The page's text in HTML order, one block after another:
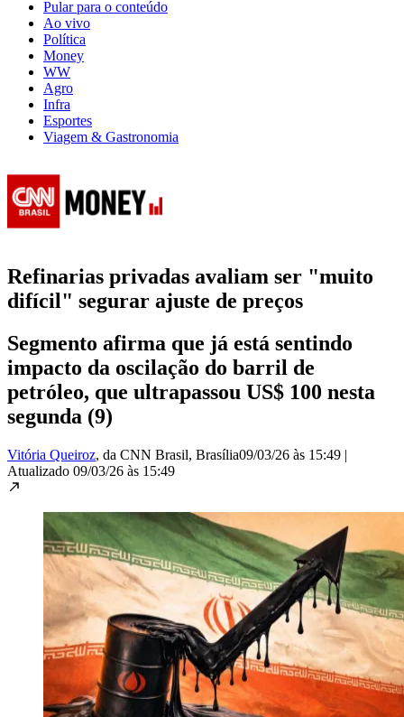
Pular para o conteúdo
Ao vivo
Política
Money
WW
Agro
Infra
Esportes
Viagem & Gastronomia
Refinarias privadas avaliam ser "muito
difícil" segurar ajuste de preços
Segmento afirma que já está sentindo
impacto da oscilação do barril de
petróleo, que ultrapassou US$ 100 nesta
segunda (9)
Vitória Queiroz, da CNN Brasil, Brasília09/03/26 às 15:49 |
Atualizado 09/03/26 às 15:49